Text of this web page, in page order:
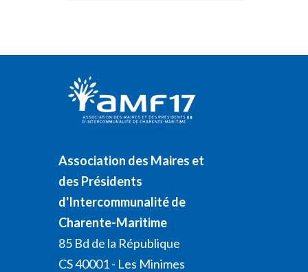
Association des Maires et
des Présidents
d'Intercommunalité de
Charente-Maritime
85 Bd de la République
CS 40001 - Les Minimes